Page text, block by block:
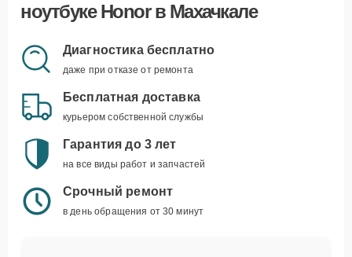
ноутбуке Honor в Махачкале
Диагностика бесплатно
даже при отказе от ремонта
Бесплатная доставка
курьером собственной службы
Гарантия до 3 лет
на все виды работ и запчастей
Срочный ремонт
в день обращения от 30 минут